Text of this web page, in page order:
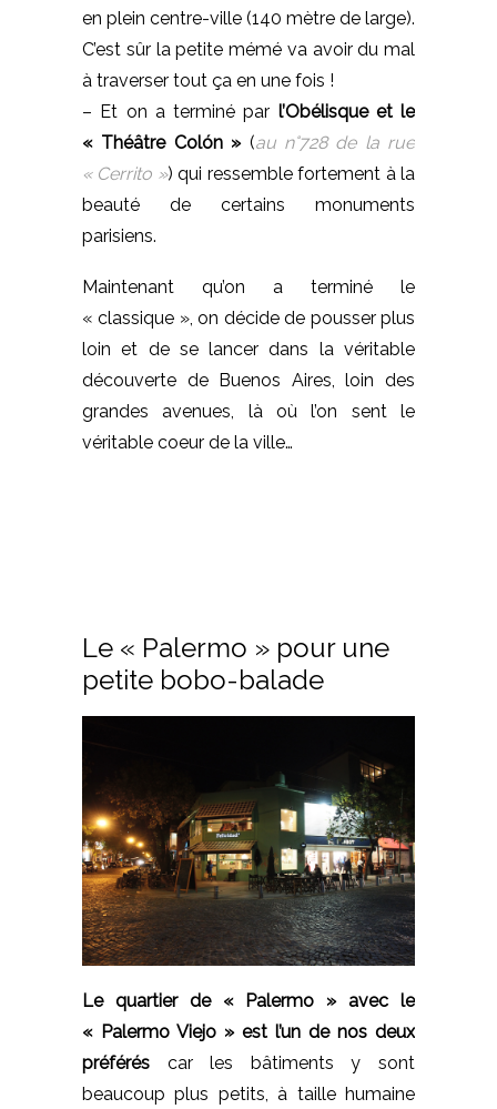
en plein centre-ville (140 mètre de large).
C’est sûr la petite mémé va avoir du mal
à traverser tout ça en une fois !
– Et on a terminé par l’Obélisque et le
« Théâtre Colón »(au n°728 de la rue
« Cerrito ») qui ressemble fortement à la
beauté de certains monuments
parisiens.
Maintenant qu’on a terminé le
« classique », on décide de pousser plus
loin et de se lancer dans la véritable
découverte de Buenos Aires, loin des
grandes avenues, là où l’on sent le
véritable coeur de la ville…
Le « Palermo » pour une
petite bobo-balade
Le quartier de « Palermo » avec le
« Palermo Viejo » est l’un de nos deux
préférés car les bâtiments y sont
beaucoup plus petits, à taille humaine